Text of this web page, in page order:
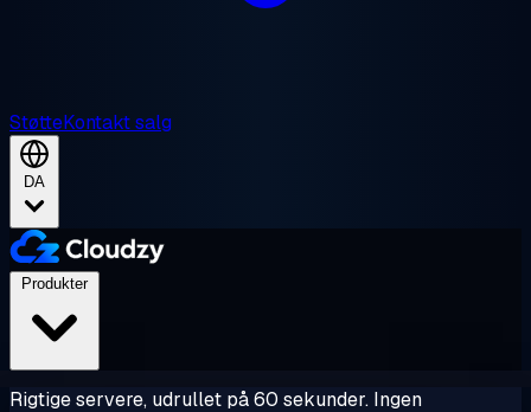
StøtteKontakt salg
DA
Produkter
Rigtige servere, udrullet på 60 sekunder. Ingen